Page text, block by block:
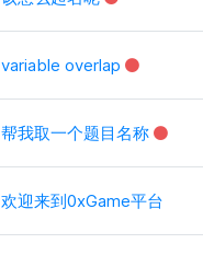
variable overlap
帮我取一个题目名称
欢迎来到0xGame平台